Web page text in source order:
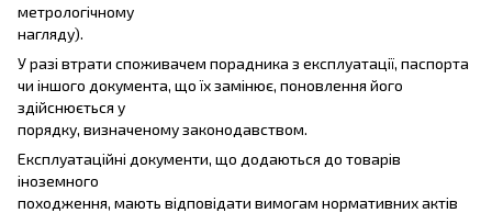
метрологічному
нагляду).
У разі втрати споживачем порадника з експлуатації, паспорта
чи іншого документа, що їх замінює, поновлення його
здійснюється у
порядку, визначеному законодавством.
Експлуатаційні документи, що додаються до товарів
іноземного
походження, мають відповідати вимогам нормативних актів